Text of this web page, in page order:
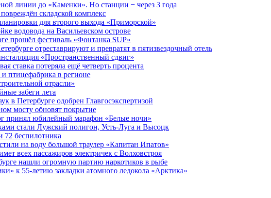
линии до «Каменки». Но станции − через 3 года
складской комплекс
для второго выхода «Приморской»
водовода на Васильевском острове
прошёл фестиваль «Фонтанка SUP»
отреставрируют и превратят в пятизвездочный отель
«Пространственный сдвиг»
ставка потеряла ещё четверть процента
птицефабрика в регионе
отрасли»
забеги лета
в Петербурге одобрен Главгосэкспертизой
мосту обновят покрытие
принял юбилейный марафон «Белые ночи»
стали Лужский полигон, Усть-Луга и Высоцк
72 беспилотника
на воду большой траулер «Капитан Ипатов»
всех пассажиров электричек с Волховстроя
нашли огромную партию наркотиков в рыбе
к 55-летию закладки атомного ледокола «Арктика»